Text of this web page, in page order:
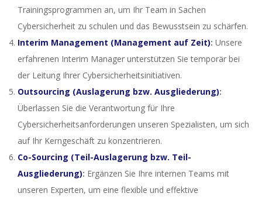
Trainingsprogrammen an, um Ihr Team in Sachen
Cybersicherheit zu schulen und das Bewusstsein zu schärfen.
Interim Management (Management auf Zeit): Unsere
erfahrenen Interim Manager unterstützen Sie temporär bei
der Leitung Ihrer Cybersicherheitsinitiativen.
Outsourcing (Auslagerung bzw. Ausgliederung):
Überlassen Sie die Verantwortung für Ihre
Cybersicherheitsanforderungen unseren Spezialisten, um sich
auf Ihr Kerngeschäft zu konzentrieren.
Co-Sourcing (Teil-Auslagerung bzw. Teil-
Ausgliederung): Ergänzen Sie Ihre internen Teams mit
unseren Experten, um eine flexible und effektive